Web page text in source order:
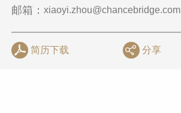
邮箱：xiaoyi.zhou@chancebridge.com
简历下载 分享